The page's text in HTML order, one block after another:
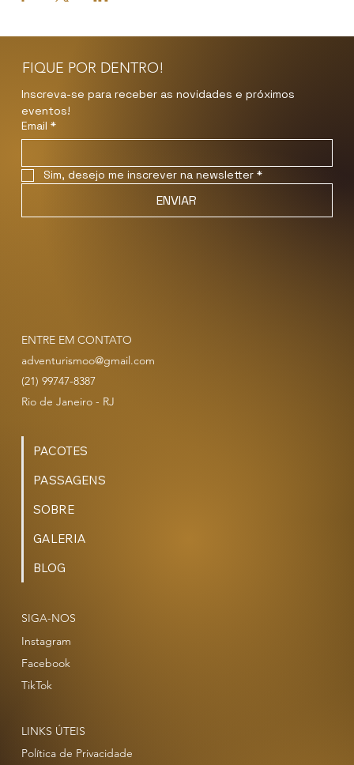
FIQUE POR DENTRO!
Inscreva-se para receber as novidades e próximos
eventos!
Email *
Sim, desejo me inscrever na newsletter *
ENVIAR
ENTRE EM CONTATO
adventurismoo@gmail.com
(21) 99747-8387
Rio de Janeiro - RJ
SIGA-NOS
Instagram
Facebook
TikTok
PACOTES
PASSAGENS
SOBRE
GALERIA
BLOG
LINKS ÚTEIS
Política de Privacidade